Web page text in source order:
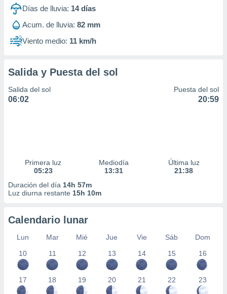
Días de lluvia: 14días
Acum. de lluvia: 82 mm
Viento medio: 11 km/h
Salida y Puesta del sol
Salida del sol
06:02
Puesta del sol
20:59
Primera luz
05:23
Mediodía
13:31
Última luz
21:38
Duración del día 14h 57m
Luz diurna restante 15h 10m
Calendario lunar
Lun Mar Mié Jue Vie Sáb
Dom
10
11 12 13 14 15 16
17 18 19 20 21 22 23